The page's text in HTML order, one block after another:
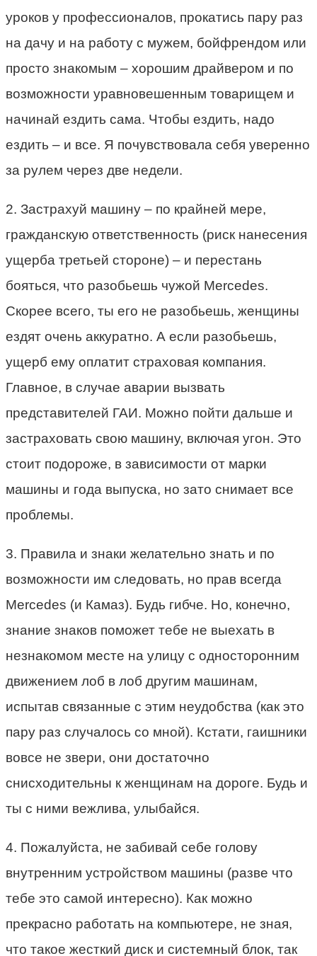
уроков у профессионалов, прокатись пару раз
на дачу и на работу с мужем, бойфрендом или
просто знакомым – хорошим драйвером и по
возможности уравновешенным товарищем и
начинай ездить сама. Чтобы ездить, надо
ездить – и все. Я почувствовала себя уверенно
за рулем через две недели.
2. Застрахуй машину – по крайней мере,
гражданскую ответственность (риск нанесения
ущерба третьей стороне) – и перестань
бояться, что разобьешь чужой Mercedes.
Скорее всего, ты его не разобьешь, женщины
ездят очень аккуратно. А если разобьешь,
ущерб ему оплатит страховая компания.
Главное, в случае аварии вызвать
представителей ГАИ. Можно пойти дальше и
застраховать свою машину, включая угон. Это
стоит подороже, в зависимости от марки
машины и года выпуска, но зато снимает все
проблемы.
3. Правила и знаки желательно знать и по
возможности им следовать, но прав всегда
Mercedes (и Камаз). Будь гибче. Но, конечно,
знание знаков поможет тебе не выехать в
незнакомом месте на улицу с односторонним
движением лоб в лоб другим машинам,
испытав связанные с этим неудобства (как это
пару раз случалось со мной). Кстати, гаишники
вовсе не звери, они достаточно
снисходительны к женщинам на дороге. Будь и
ты с ними вежлива, улыбайся.
4. Пожалуйста, не забивай себе голову
внутренним устройством машины (разве что
тебе это самой интересно). Как можно
прекрасно работать на компьютере, не зная,
что такое жесткий диск и системный блок, так